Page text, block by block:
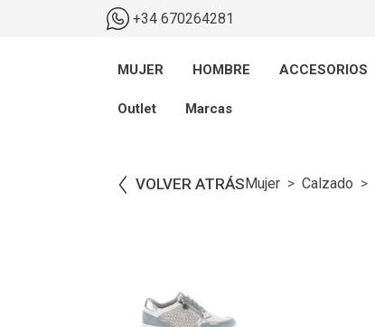
+34 670264281
MUJER HOMBRE ACCESORIOS
Outlet Marcas
VOLVER ATRÁSMujer Calzado